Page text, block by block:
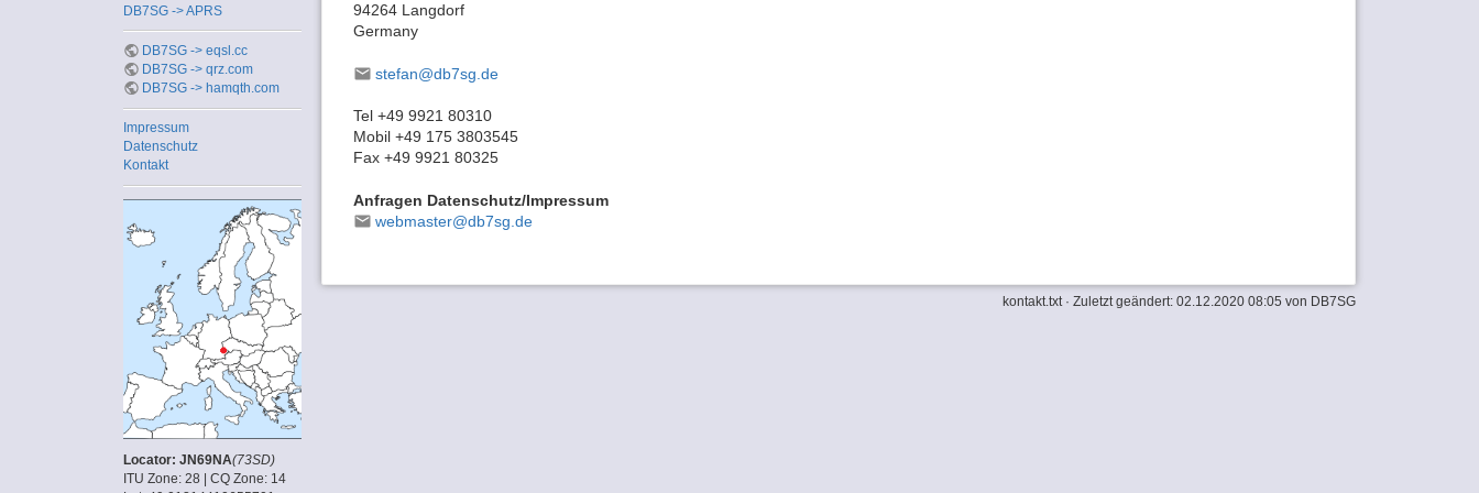
DB7SG -> APRS
DB7SG -> eqsl.cc
DB7SG -> qrz.com
DB7SG -> hamqth.com
Impressum
Datenschutz
Kontakt
Locator: JN69NA(73SD)
ITU Zone: 28 | CQ Zone: 14
94264 Langdorf
Germany
stefan@db7sg.de
Tel +49 9921 80310
Mobil +49 175 3803545
Fax +49 9921 80325
Anfragen Datenschutz/Impressum
webmaster@db7sg.de
kontakt.txt· Zuletzt geändert: 02.12.2020 08:05 von DB7SG